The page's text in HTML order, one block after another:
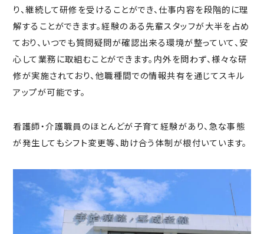
り、継続して研修を受けることができ、仕事内容を段階的に理
解することができます。経験のある先輩スタッフが大半を占め
ており、いつでも質問疑問が確認出来る環境が整っていて、安
心して業務に取組むことができます。内外を問わず、様々な研
修が実施されており、他職種間での情報共有を通じてスキル
アップが可能です。
看護師・介護職員のほとんどが子育て経験があり、急な事態
が発生してもシフト変更等、助け合う体制が根付いています。